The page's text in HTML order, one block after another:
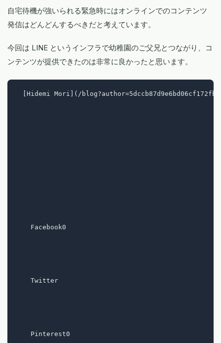
自宅待機が強いられる緊急時にはオンラインでのコンテンツ
発信はどんどんするべきだと考えています。
今回は LINE というインフラで幼稚園のご父兄とつながり、コ
ンテンツが提供できたのは非常に良かったと思います。
[Hidemi Mori](/
    Facebook0
    Twitter
    Pinterest0